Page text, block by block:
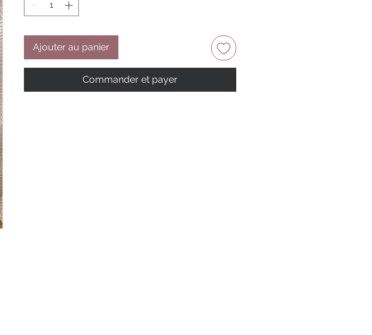
Ajouter au panier
Commander et payer